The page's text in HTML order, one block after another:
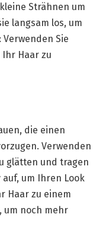
Strähnen um
langsam los, um
Sie
Haar zu
die einen
Verwenden
glätten und tragen
um Ihren Look
Haar zu einem
um noch mehr